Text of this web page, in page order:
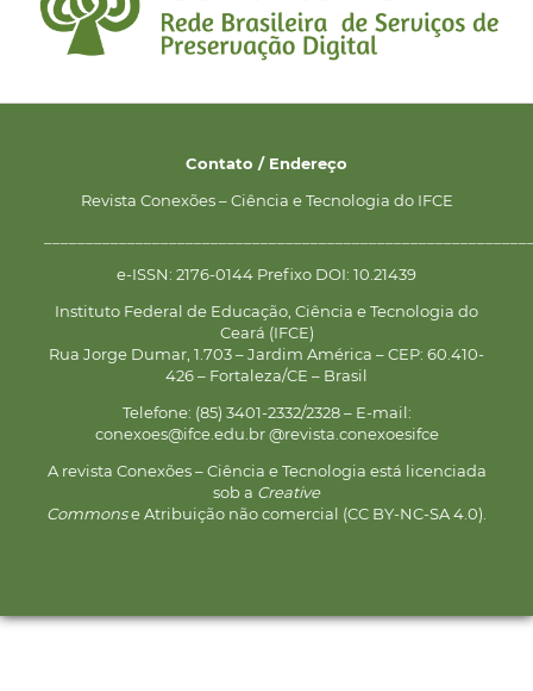
Contato / Endereço
Revista Conexões – Ciência e Tecnologia do IFCE
e-ISSN: 2176-0144 Prefixo DOI: 10.21439
Instituto Federal de Educação, Ciência e Tecnologia do
Ceará (IFCE)
Rua Jorge Dumar, 1.703 – Jardim América – CEP: 60.410-
426 – Fortaleza/CE – Brasil
Telefone: (85) 3401-2332/2328 – E-mail:
conexoes@ifce.edu.br @revista.conexoesifce
A revista Conexões – Ciência e Tecnologia está licenciada
sob a Creative
Commonse Atribuição não comercial (CC BY-NC-SA 4.0).